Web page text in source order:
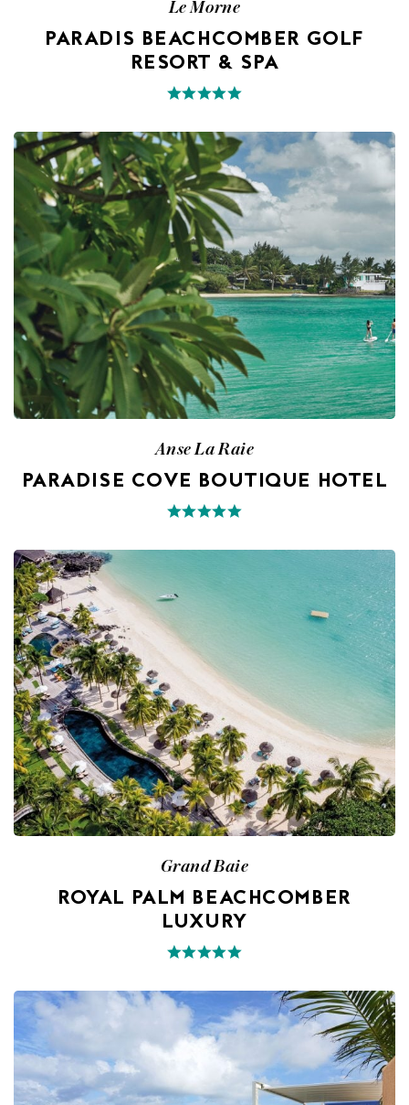
Le Morne
PARADIS BEACHCOMBER GOLF
RESORT & SPA
Anse La Raie
PARADISE COVE BOUTIQUE HOTEL
Grand Baie
ROYAL PALM BEACHCOMBER
LUXURY